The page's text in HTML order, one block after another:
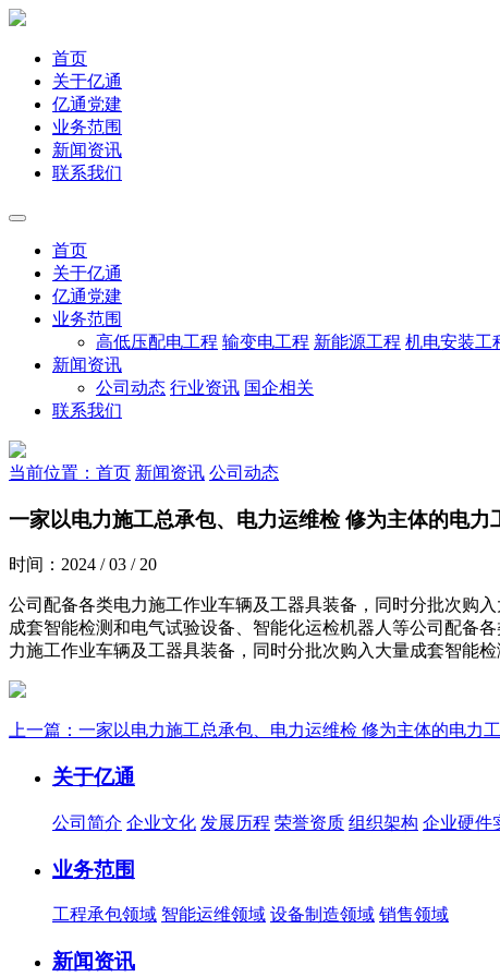
首页
关于亿通
亿通党建
业务范围
新闻资讯
联系我们
首页
关于亿通
亿通党建
业务范围
高低压配电工程 输变电工程 新能源工程 机电安装工
新闻资讯
公司动态 行业资讯 国企相关
联系我们
当前位置：首页 新闻资讯 公司动态
一家以电力施工总承包、电力运维检 修为主体的电力
时间：2024 / 03 / 20
公司配备各类电力施工作业车辆及工器具装备，同时分批次购
成套智能检测和电气试验设备、智能化运检机器人等公司配备
力施工作业车辆及工器具装备，同时分批次购入大量成套智能
上一篇：一家以电力施工总承包、电力运维检 修为主体的电力
关于亿通
公司简介 企业文化 发展历程 荣誉资质 组织架构 企业硬件
业务范围
工程承包领域 智能运维领域 设备制造领域 销售领域
新闻资讯